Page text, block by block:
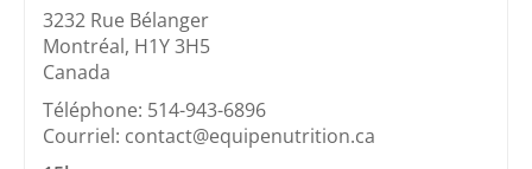
3232 Rue Bélanger
Montréal, H1Y 3H5
Canada
Téléphone: 514-943-6896
Courriel: contact@equipenutrition.ca